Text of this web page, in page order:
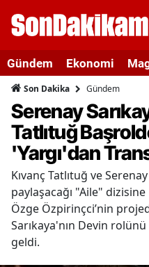
Gündem Ekonomi
Son Dakika Gündem
Serenay
Tatlıtuğ
'Yargı'dan
Kıvanç Tatlıtuğ ve
paylaşacağı "Aile" dizisine
Özge Özpirinçci’nin
Sarıkaya'nın Devin
geldi.